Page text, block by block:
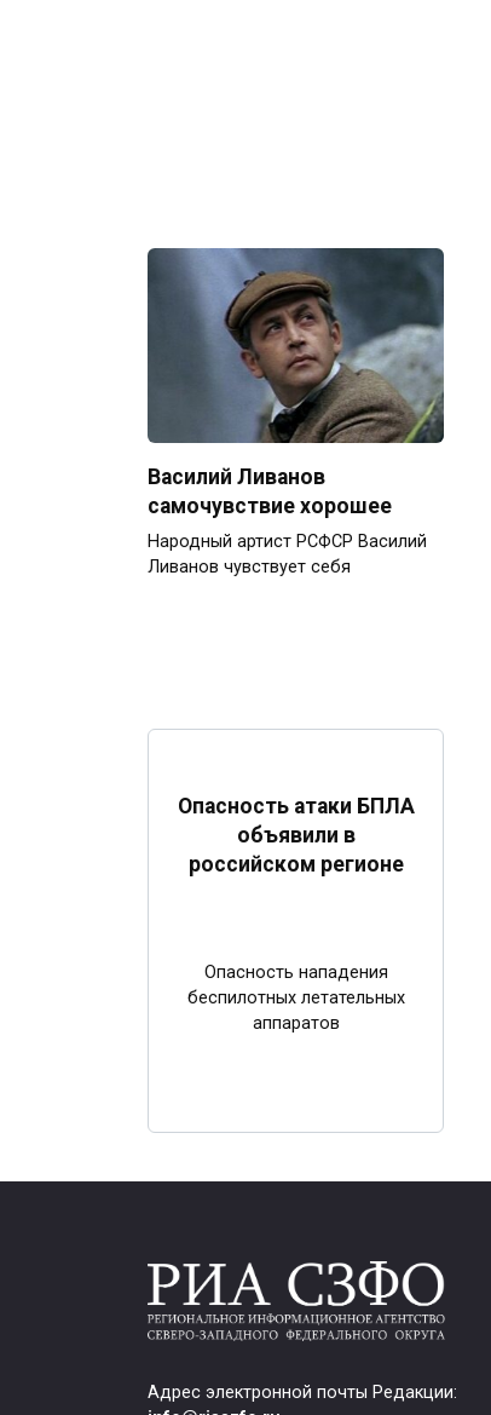
Василий Ливанов
самочувствие хорошее
Народный артист РСФСР Василий
Ливанов чувствует себя
Опасность атаки БПЛА
объявили в
российском регионе
Опасность нападения
беспилотных летательных
аппаратов
Адрес электронной почты Редакции: